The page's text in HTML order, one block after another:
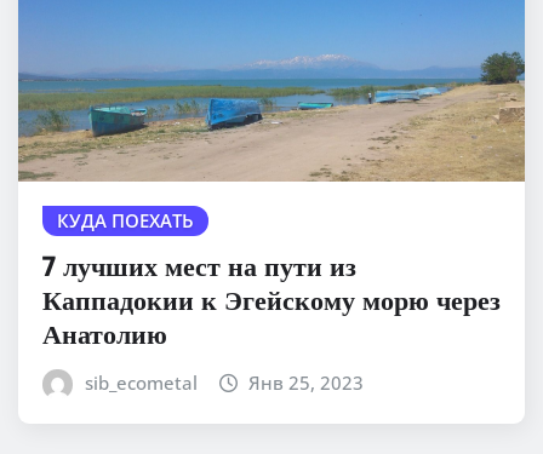
КУДА ПОЕХАТЬ
7 лучших мест на пути из
Каппадокии к Эгейскому морю через
Анатолию
sib_ecometal Янв 25, 2023